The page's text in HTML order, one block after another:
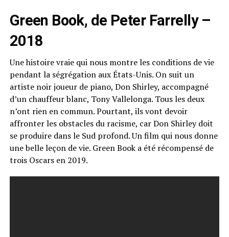
Green Book, de Peter Farrelly –
2018
Une histoire vraie qui nous montre les conditions de vie
pendant la ségrégation aux États-Unis. On suit un
artiste noir joueur de piano, Don Shirley, accompagné
d’un chauffeur blanc, Tony Vallelonga. Tous les deux
n’ont rien en commun. Pourtant, ils vont devoir
affronter les obstacles du racisme, car Don Shirley doit
se produire dans le Sud profond. Un film qui nous donne
une belle leçon de vie. Green Book a été récompensé de
trois Oscars en 2019.